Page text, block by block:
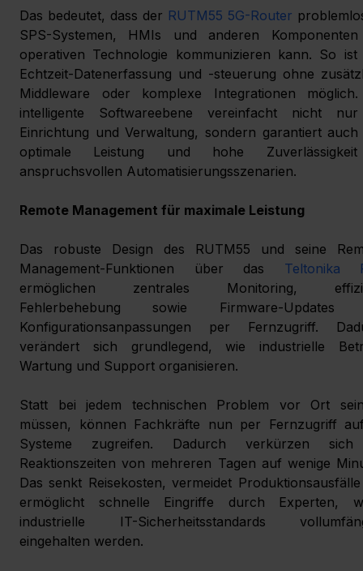
Das bedeutet, dass der RUTM55 5G-Router
SPS-Systemen, HMIs und anderen
operativen Technologie kommunizieren kann. So ist
Echtzeit-Datenerfassung und -steuerung ohne
Middleware oder komplexe Integrationen
intelligente Softwareebene vereinfacht nicht
Einrichtung und Verwaltung, sondern garantiert auch
optimale Leistung und hohe
anspruchsvollen Automatisierungsszenarien.
Remote Management für maximale Leistung
Das robuste Design des RUTM55 und seine
Management-Funktionen über das Teltonika
ermöglichen zentrales Monitoring,
Fehlerbehebung sowie Firmware-Updates
Konfigurationsanpassungen per Fernzugriff.
verändert sich grundlegend, wie industrielle
Wartung und Support organisieren.
Statt bei jedem technischen Problem vor Ort
müssen, können Fachkräfte nun per Fernzugriff
Systeme zugreifen. Dadurch verkürzen
Reaktionszeiten von mehreren Tagen auf wenige
Das senkt Reisekosten, vermeidet
ermöglicht schnelle Eingriffe durch Experten,
industrielle IT-Sicherheitsstandards
eingehalten werden.